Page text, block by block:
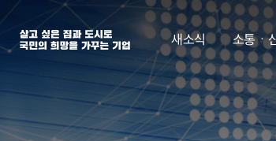
살고 싶은 집과 도시로 국민의 희망을 가꾸는 기업 | 한국토지주택공사
새소식 소통ㆍ